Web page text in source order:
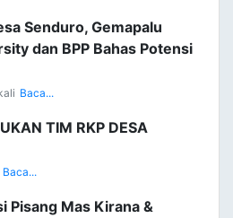
Senduro, Gemapalu
dan BPP Bahas Potensi
Baca...
TIM RKP DESA
Baca...
Pisang Mas Kirana &